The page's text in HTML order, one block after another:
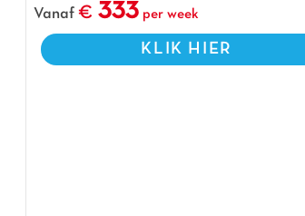
Vanaf
333 per week
KLIK HIER